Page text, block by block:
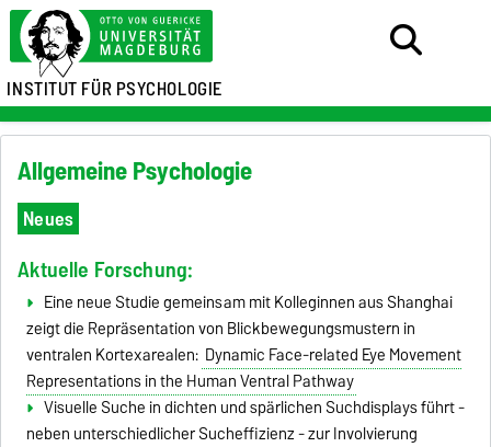
INSTITUT FÜR PSYCHOLOGIE
Allgemeine Psychologie
Neues
Aktuelle Forschung:
Eine neue Studie gemeinsam mit Kolleginnen aus Shanghai
zeigt die Repräsentation von Blickbewegungsmustern in
ventralen Kortexarealen: Dynamic Face-related Eye Movement
Representations in the Human Ventral Pathway
Visuelle Suche in dichten und spärlichen Suchdisplays führt -
neben unterschiedlicher Sucheffizienz - zur Involvierung